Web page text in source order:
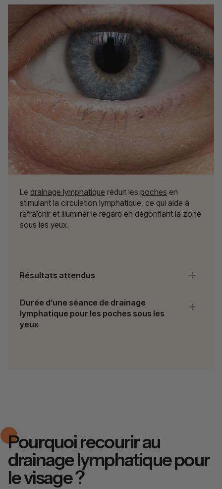
Le drainage lymphatique réduit les poches en
stimulant la circulation lymphatique, ce qui aide à
rafraîchir et illuminer le regard en dégonflant la zone
sous les yeux.
Résultats attendus
Durée d’une séance de drainage
lymphatique pour les poches sous les
yeux
Pourquoi recourir au
drainage lymphatique pour
le visage ?